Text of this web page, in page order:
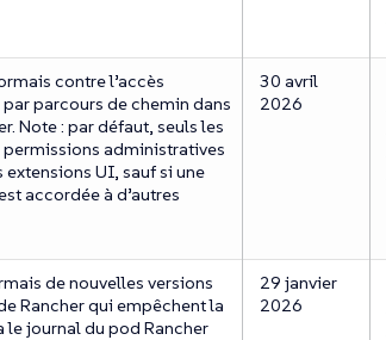
contre l’accès
parcours de chemin dans
Note : par défaut, seuls les
administratives
UI, sauf si une
accordée à d’autres
30 avril
2026
de nouvelles versions
Rancher qui empêchent la
le journal du pod Rancher
29 janvier
2026